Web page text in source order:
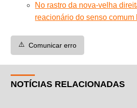
No rastro da nova-velha
reacionário do senso comum
⚠️ Comunicar erro
NOTÍCIAS RELACIONADAS